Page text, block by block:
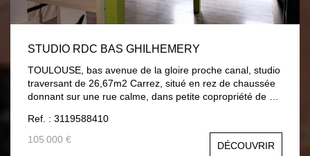
STUDIO RDC BAS GHILHEMERY
TOULOUSE, bas avenue de la gloire proche canal, studio
traversant de 26,67m2 Carrez, situé en rez de chaussée
donnant sur une rue calme, dans petite copropriété de 13
les commodités et de l'hyper centre. Faibles charges (240
euros/ans). Contact : Carole Boutruche : Agent
Commercial Indépendant : 06-22-49-51-00 Prix : 105 000
Ref. : 3119588410
105 000 €
DÉCOUVRIR